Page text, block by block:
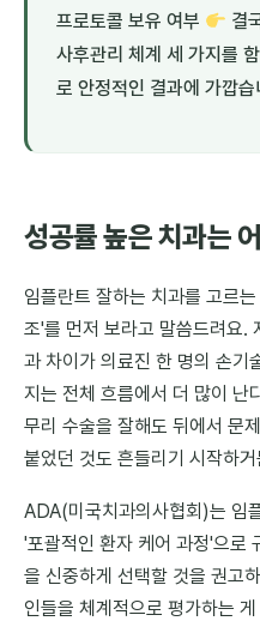
프로토콜 보유 여부
결
사후관리 체계 세 가지를
로 안정적인 결과에 가깝습
성공률 높은 치과는
임플란트 잘하는 치과를 고르
조'를 먼저 보라고 말씀드려요.
과 차이가 의료진 한 명의 손기
지는 전체 흐름에서 더 많이 난
무리 수술을 잘해도 뒤에서 문
붙었던 것도 흔들리기 시작하거
ADA(미국치과의사협회)는 임
'포괄적인 환자 케어 과정'으로
을 신중하게 선택할 것을 권고
인들을 체계적으로 평가하는